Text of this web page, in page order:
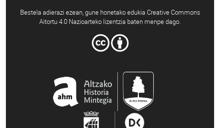
Bestela adierazi ezean, gune honetako edukia Creative Commons
Aitortu 4.0 Nazioarteko lizentzia baten menpe dago.